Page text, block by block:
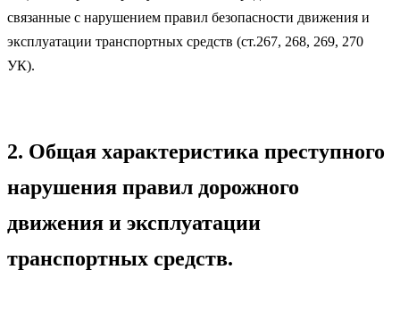
связанные с нарушением правил безопасности движения и
эксплуатации транспортных средств (ст.267, 268, 269, 270
УК).
2. Общая характеристика преступного
нарушения правил дорожного
движения и эксплуатации
транспортных средств.